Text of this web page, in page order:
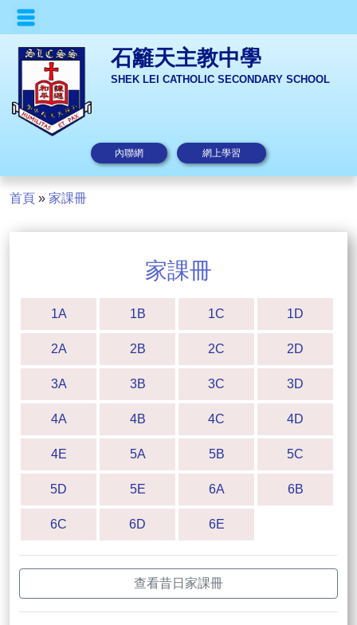
石籬天主教中學
SHEK LEI CATHOLIC SECONDARY SCHOOL
內聯網 網上學習
首頁 » 家課冊
家課冊
1A 1B 1C 1D
2A 2B 2C 2D
3A 3B 3C 3D
4A 4B 4C 4D
4E 5A 5B 5C
5D 5E 6A 6B
6C 6D 6E
查看昔日家課冊